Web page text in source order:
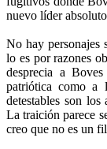
nuevo líder
No hay personajes
lo es por razones
desprecia a
patriótica como a
detestables son los
La traición parece
creo que no es un